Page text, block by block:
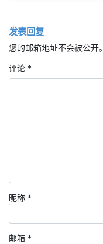
发表回复
您的邮箱地址不会被公开。
评论 *
昵称 *
邮箱 *